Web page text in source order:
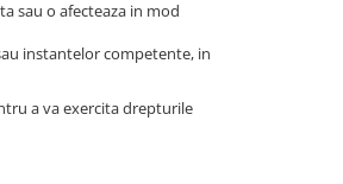
sau o afecteaza in mod
instantelor competente, in
a va exercita drepturile